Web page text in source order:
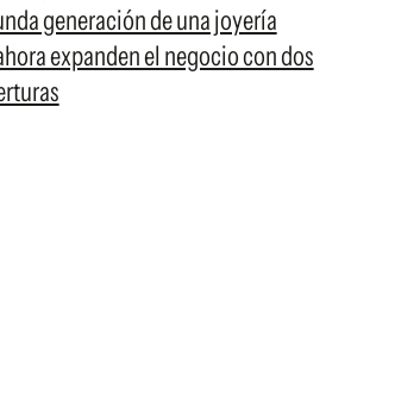
generación de una joyería
expanden el negocio con dos